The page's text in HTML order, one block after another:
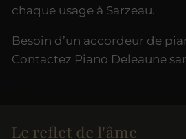
chaque usage à Sarzeau.
Besoin d’un accordeur de
Contactez Piano Deleaune
Le reflet de l'âme